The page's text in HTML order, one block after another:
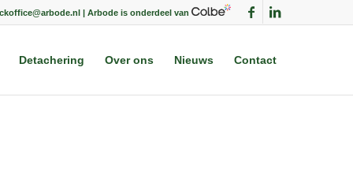
| Arbode is onderdeel van
Detachering Over ons Nieuws Contact